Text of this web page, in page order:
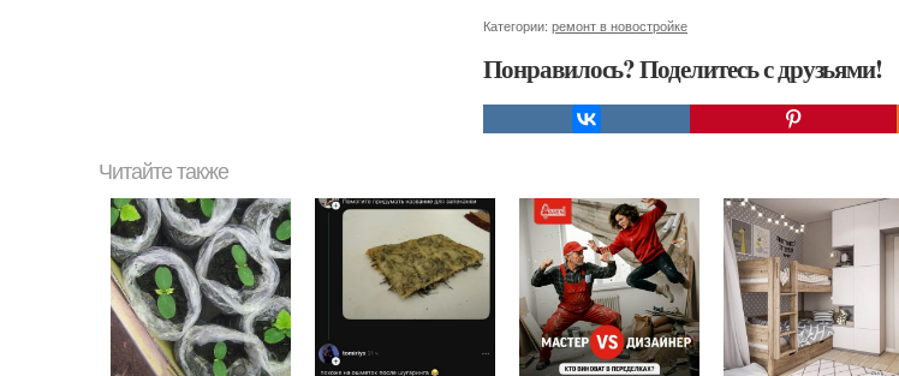
Категории: ремонт в новостройке
Понравилось? Поделитесь с друзьями!
Читайте также